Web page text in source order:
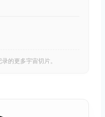
的更多宇宙切片。